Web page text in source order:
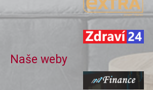
Naše weby